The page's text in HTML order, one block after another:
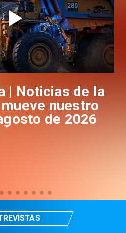
| Noticias de la
nuestro
de 2026